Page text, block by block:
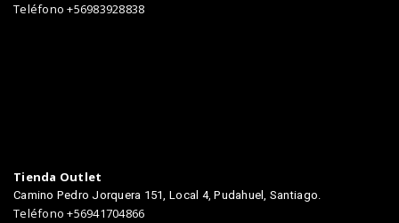
Teléfono +56983928838
Tienda Outlet
Camino Pedro Jorquera 151, Local 4, Pudahuel, Santiago.
Teléfono +56941704866